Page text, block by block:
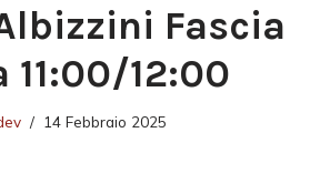
Fascia
11:00/12:00
14 Febbraio 2025